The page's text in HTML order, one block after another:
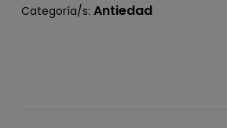
Categoría/s: Antiedad